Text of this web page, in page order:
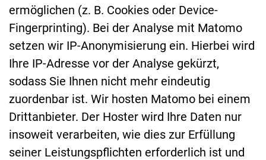
ermöglichen (z. B. Cookies oder Device-
Fingerprinting). Bei der Analyse mit Matomo
setzen wir IP-Anonymisierung ein. Hierbei wird
Ihre IP-Adresse vor der Analyse gekürzt,
sodass Sie Ihnen nicht mehr eindeutig
zuordenbar ist. Wir hosten Matomo bei einem
Drittanbieter. Der Hoster wird Ihre Daten nur
insoweit verarbeiten, wie dies zur Erfüllung
seiner Leistungspflichten erforderlich ist und